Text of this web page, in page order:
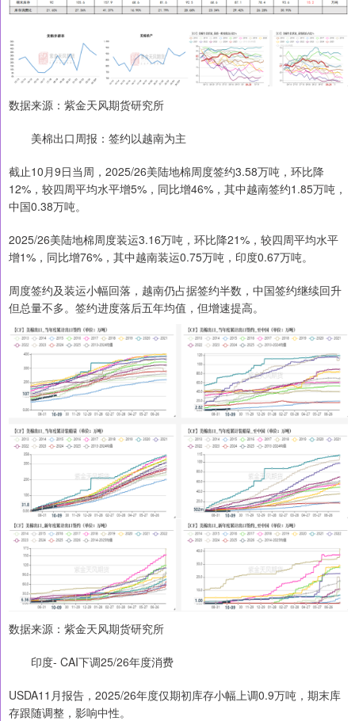
数据来源：紫金天风期货研究所
美棉出口周报：签约以越南为主
截止10月9日当周，2025/26美陆地棉周度签约3.58万吨，环比降
12%，较四周平均水平增5%，同比增46%，其中越南签约1.85万吨，
中国0.38万吨。
2025/26美陆地棉周度装运3.16万吨，环比降21%，较四周平均水平
增1%，同比增76%，其中越南装运0.75万吨，印度0.67万吨。
周度签约及装运小幅回落，越南仍占据签约半数，中国签约继续回升
但总量不多。签约进度落后五年均值，但增速提高。
数据来源：紫金天风期货研究所
印度- CAI下调25/26年度消费
USDA11月报告，2025/26年度仅期初库存小幅上调0.9万吨，期末库
存跟随调整，影响中性。